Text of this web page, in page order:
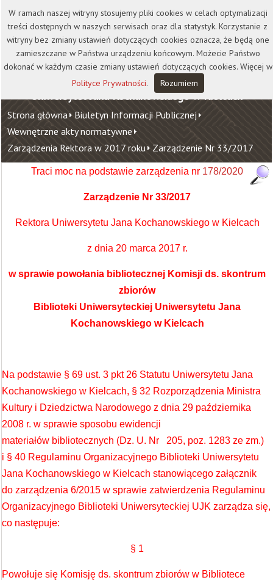
Kontakt Biblioteka
Wydawnictwo
Wirtualna Uczelnia
Uniwersytet Jana Kochanowskiego w Kielcach
Strona główna Biuletyn Informacji Publicznej
Wewnętrzne akty normatywne
Zarządzenia Rektora w 2017 roku Zarządzenie Nr 33/2017
Traci moc na podstawie zarządzenia nr 178/2020
Zarządzenie Nr 33/2017
Rektora Uniwersytetu Jana Kochanowskiego w Kielcach
z dnia 20 marca 2017 r.
w sprawie powołania bibliotecznej Komisji ds. skontrum
zbiorów
Biblioteki Uniwersyteckiej Uniwersytetu Jana
Kochanowskiego w Kielcach
Na podstawie § 69 ust. 3 pkt 26 Statutu Uniwersytetu Jana
Kochanowskiego w Kielcach, § 32 Rozporządzenia Ministra
Kultury i Dziedzictwa Narodowego z dnia 29 października
2008 r. w sprawie sposobu ewidencji
materiałów bibliotecznych (Dz. U. Nr 205, poz. 1283 ze zm.)
i § 40 Regulaminu Organizacyjnego Biblioteki Uniwersytetu
Jana Kochanowskiego w Kielcach stanowiącego załącznik
do zarządzenia 6/2015 w sprawie zatwierdzenia Regulaminu
Organizacyjnego Biblioteki Uniwersyteckiej UJK zarządza się,
co następuje:
§ 1
Powołuje się Komisję ds. skontrum zbiorów w Bibliotece
W ramach naszej witryny stosujemy pliki cookies w celach optymalizacji
treści dostępnych w naszych serwisach oraz dla statystyk. Korzystanie z
witryny bez zmiany ustawień dotyczących cookies oznacza, że będą one
zamieszczane w Państwa urządzeniu końcowym. Możecie Państwo
dokonać w każdym czasie zmiany ustawień dotyczących cookies. Więcej w
Polityce Prywatności. Rozumiem